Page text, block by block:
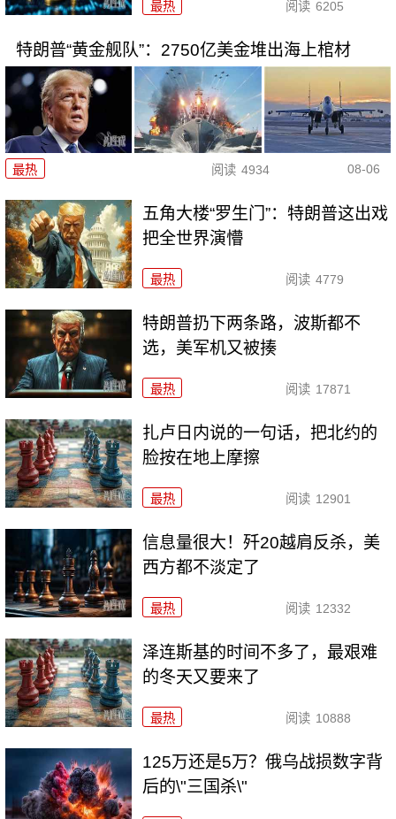
最热 阅读 6205
特朗普“黄金舰队”：2750亿美金堆出海上棺材
最热 阅读 4934 08-06
五角大楼“罗生门”：特朗普这出戏
把全世界演懵
最热 阅读 4779
特朗普扔下两条路，波斯都不
选，美军机又被揍
最热 阅读 17871
扎卢日内说的一句话，把北约的
脸按在地上摩擦
最热 阅读 12901
信息量很大！歼20越肩反杀，美
西方都不淡定了
最热 阅读 12332
泽连斯基的时间不多了，最艰难
的冬天又要来了
最热 阅读 10888
125万还是5万？俄乌战损数字背
后的\"三国杀\"